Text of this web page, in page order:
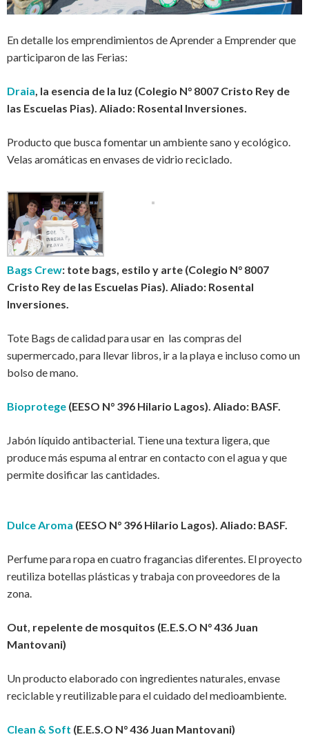
En detalle los emprendimientos de Aprender a Emprender que
participaron de las Ferias:
Draia , la esencia de la luz (Colegio N° 8007 Cristo Rey de
las Escuelas Pias). Aliado: Rosental Inversiones.
Producto que busca fomentar un ambiente sano y ecológico.
Velas aromáticas en envases de vidrio reciclado.
Bags Crew: tote bags, estilo y arte (Colegio N° 8007
Cristo Rey de las Escuelas Pias). Aliado: Rosental
Inversiones.
Tote Bags de calidad para usar en las compras del
supermercado, para llevar libros, ir a la playa e incluso como un
bolso de mano.
Bioprotege (EESO N° 396 Hilario Lagos). Aliado: BASF.
Jabón líquido antibacterial. Tiene una textura ligera, que
produce más espuma al entrar en contacto con el agua y que
permite dosificar las cantidades.
Dulce Aroma (EESO N° 396 Hilario Lagos). Aliado: BASF.
Perfume para ropa en cuatro fragancias diferentes. El proyecto
reutiliza botellas plásticas y trabaja con proveedores de la
zona.
Out, repelente de mosquitos (E.E.S.O N° 436 Juan
Mantovani)
Un producto elaborado con ingredientes naturales, envase
reciclable y reutilizable para el cuidado del medioambiente.
Clean & Soft (E.E.S.O N° 436 Juan Mantovani)